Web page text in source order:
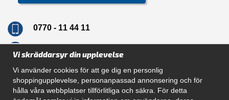
0770 - 11 44 11
Vi skräddarsyr din upplevelse
Vi använder cookies för att ge dig en personlig
shoppingupplevelse, personanpassad annonsering och för
hålla våra webbplatser tillförlitliga och säkra. För detta